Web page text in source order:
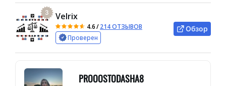
3 Velrix
4.6/214 ОТЗЫВОВ
Проверен
Обзор
PROOOSTODASHA8